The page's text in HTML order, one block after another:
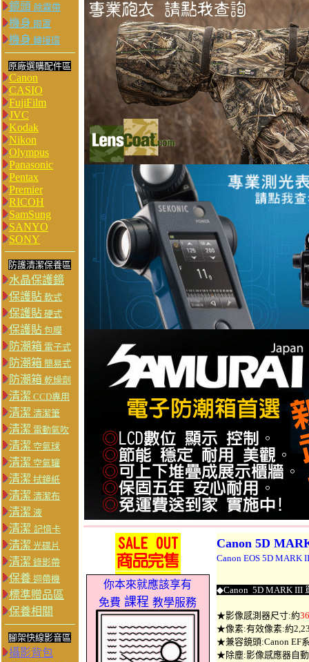
鏡頭 除霧帶
機身 眼罩
機身 轉接環
原廠選購配件區
Canon
CASIO
FujiFilm
JVC
Kodak
Nikon
Olympus
Panasonic
Pentax
Premier
RICOH
SamSung
SANYO
SONY
防護清潔保養區
水晶保護鏡
保護貼 軟式
保護貼 硬式
保護貼 包膜
防潮箱 電子式
防潮箱 簡易式
防潮箱 乾燥劑
清潔 CCD專用
清潔 清潔筆
清潔 電動氣吹
清潔 空氣球
清潔 空氣罐
清潔 拭鏡紙
清潔 清潔布
清潔 液
清潔 記憶卡
清潔 光碟片
清潔 錄影帶
保養 迴帶機
標準贈品區
保養相關
腳架快線影音區
攝影背包
你本來就應該享有
免費 課程 教學服務
Canon 5D
Canon EOS 5D
◆Canon 5D MARK III
★影像感測器尺寸:約
★像素:有效像素:約
★兼容鏡頭:Canon EF
★除塵:影像感應器自